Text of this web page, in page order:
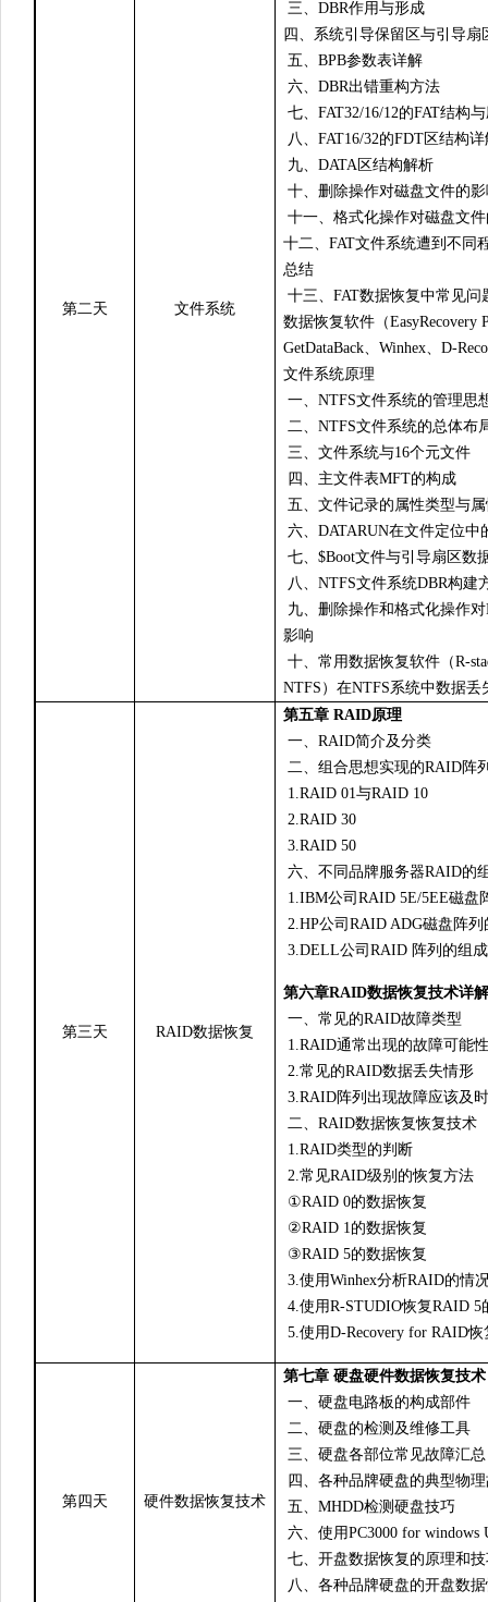
第二天 文件系统
三、DBR作用与形成
四、系统引导保留区与引导扇
五、BPB参数表详解
六、DBR出错重构方法
七、FAT32/16/12的FAT结构
八、FAT16/32的FDT区结构详
九、DATA区结构解析
十、删除操作对磁盘文件的
十一、格式化操作对磁盘文
十二、FAT文件系统遭到不同
总结
十三、FAT数据恢复中常见
数据恢复软件（EasyRecovery
GetDataBack、Winhex、D-
文件系统原理
一、NTFS文件系统的管理思
二、NTFS文件系统的总体布
三、文件系统与16个元文件
四、主文件表MFT的构成
五、文件记录的属性类型与
六、DATARUN在文件定位中
七、$Boot文件与引导扇区数
八、NTFS文件系统DBR构建
九、删除操作和格式化操作
影响
十、常用数据恢复软件（R-
NTFS）在NTFS系统中数据丢
第三天 RAID数据恢复
第五章 RAID原理
一、RAID简介及分类
二、组合思想实现的RAID阵
1.RAID 01与RAID 10
2.RAID 30
3.RAID 50
六、不同品牌服务器RAID的
1.IBM公司RAID 5E/5EE磁盘
2.HP公司RAID ADG磁盘阵
3.DELL公司RAID 阵列的组
第六章RAID数据恢复技术详解
一、常见的RAID故障类型
1.RAID通常出现的故障可能性
2.常见的RAID数据丢失情形
3.RAID阵列出现故障应该及
二、RAID数据恢复恢复技术
1.RAID类型的判断
2.常见RAID级别的恢复方法
①RAID 0的数据恢复
②RAID 1的数据恢复
③RAID 5的数据恢复
3.使用Winhex分析RAID的情
4.使用R-STUDIO恢复RAID 5
5.使用D-Recovery for RAID
第四天 硬件数据恢复技术
第七章 硬盘硬件数据恢复技术
一、硬盘电路板的构成部件
二、硬盘的检测及维修工具
三、硬盘各部位常见故障汇总
四、各种品牌硬盘的典型物
五、MHDD检测硬盘技巧
六、使用PC3000 for windows
七、开盘数据恢复的原理和
八、各种品牌硬盘的开盘数